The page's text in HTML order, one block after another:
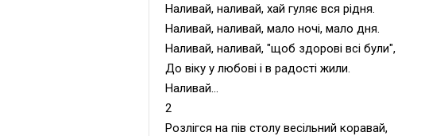
Наливай, наливай, хай гуляє вся рiдня.
Наливай, наливай, мало ночі, мало дня.
Наливай, наливай, "щоб здоровi всi були",
До вiку у любовi i в радостi жили.
Наливай...
2
Розлiгся на пiв столу весiльний коравай,